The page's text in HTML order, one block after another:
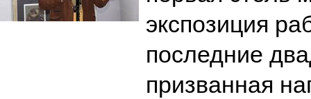
экспозиция
последние
призванная